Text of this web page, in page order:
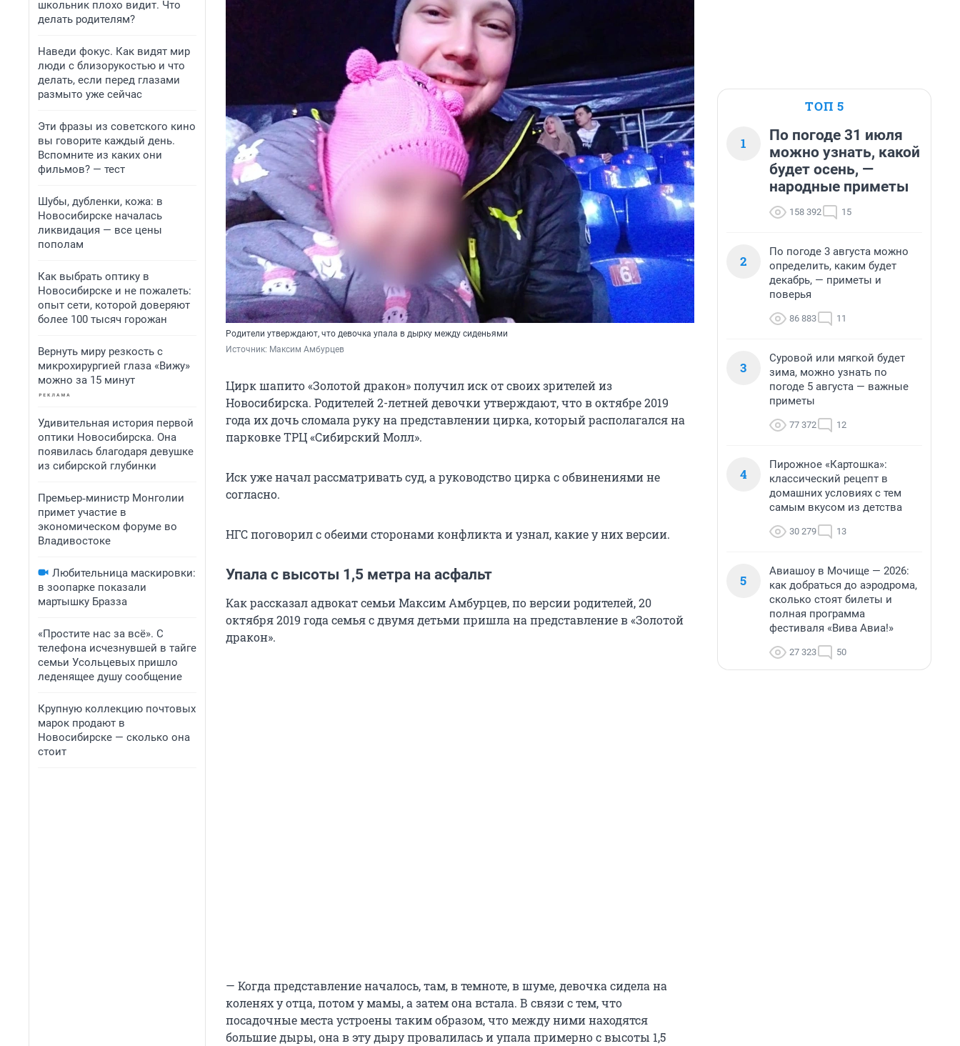
школьник плохо видит. Что
делать родителям?
Наведи фокус. Как видят мир
люди с близорукостью и что
делать, если перед глазами
размыто уже сейчас
Эти фразы из советского кино
вы говорите каждый день.
Вспомните из каких они
фильмов? — тест
Шубы, дубленки, кожа: в
Новосибирске началась
ликвидация — все цены
пополам
Как выбрать оптику в
Новосибирске и не пожалеть:
опыт сети, которой доверяют
более 100 тысяч горожан
Вернуть миру резкость с
микрохирургией глаза «Вижу»
можно за 15 минут
Удивительная история первой
оптики Новосибирска. Она
появилась благодаря девушке
из сибирской глубинки
Премьер‑министр Монголии
примет участие в
экономическом форуме во
Владивостоке
Любительница маскировки:
в зоопарке показали
мартышку Бразза
«Простите нас за всё». С
телефона исчезнувшей в тайге
семьи Усольцевых пришло
леденящее душу сообщение
Крупную коллекцию почтовых
марок продают в
Новосибирске — сколько она
стоит
Родители утверждают, что девочка упала в дырку между сиденьями
Источник: Максим Амбурцев
Цирк шапито «Золотой дракон» получил иск от своих зрителей из
Новосибирска. Родителей 2-летней девочки утверждают, что в октябре 2019
года их дочь сломала руку на представлении цирка, который располагался на
парковке ТРЦ «Сибирский Молл».
Иск уже начал рассматривать суд, а руководство цирка с обвинениями не
согласно.
НГС поговорил с обеими сторонами конфликта и узнал, какие у них версии.
Упала с высоты 1,5 метра на асфальт
Как рассказал адвокат семьи Максим Амбурцев, по версии родителей, 20
октября 2019 года семья с двумя детьми пришла на представление в «Золотой
дракон».
— Когда представление началось, там, в темноте, в шуме, девочка сидела на
коленях у отца, потом у мамы, а затем она встала. В связи с тем, что
посадочные места устроены таким образом, что между ними находятся
большие дыры, она в эту дыру провалилась и упала примерно с высоты 1,5
ТОП 5
1
По погоде 31 июля
можно узнать, какой
будет осень, —
народные приметы
158 392 15
2
По погоде 3 августа можно
определить, каким будет
декабрь, — приметы и
поверья
86 883 11
3
Суровой или мягкой будет
зима, можно узнать по
погоде 5 августа — важные
приметы
77 372 12
4
Пирожное «Картошка»:
классический рецепт в
домашних условиях с тем
самым вкусом из детства
30 279 13
5
Авиашоу в Мочище — 2026:
как добраться до аэродрома,
сколько стоят билеты и
полная программа
фестиваля «Вива Авиа!»
27 323 50